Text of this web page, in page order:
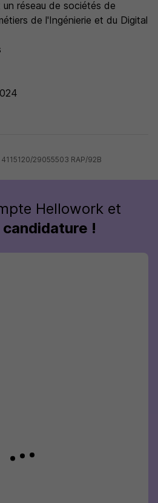
un réseau de sociétés de
de l'Ingénierie et du Digital
29055503 RAP/92B
Hellowork et
!